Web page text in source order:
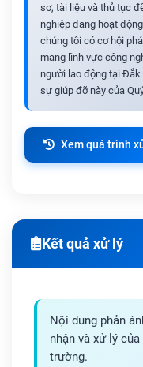
sơ, tài liệu và thủ tục
nghiệp đang hoạt
chúng tôi có cơ hội
mang lĩnh vực công
người lao động tại Đắk
sự giúp đỡ này của
Xem quá trình
Kết quả xử lý
Nội dung phản
nhận và xử lý
trường.